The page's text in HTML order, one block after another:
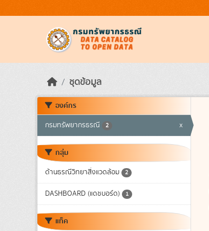
ชุดข้อมูล
องค์กร
กรมทรัพยากรธรณี 2 x
กลุ่ม
ด้านธรณีวิทยาสิ่งแวดล้อม 2
DASHBOARD (แดชบอร์ด) 1
แท็ค